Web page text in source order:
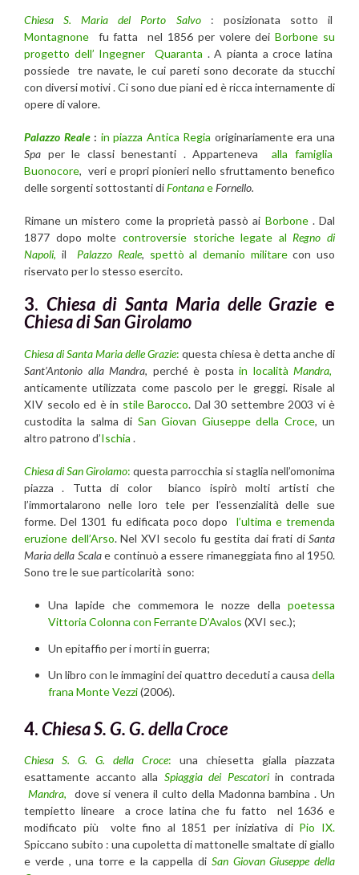
Chiesa S. Maria del Porto Salvo
: posizionata sotto il
Montagnone fu fatta nel 1856 per volere deiBorbone su
progetto dell’ Ingegner Quaranta . A pianta a croce latina
possiede tre navate, le cui pareti sono decorate da stucchi
con diversi motivi . Ci sono due piani ed è ricca internamente di
opere di valore.
Palazzo Reale : in piazza Antica Regia originariamente era una
Spa per le classi benestanti . Appartenevaalla famiglia
Buonocore, veri e propri pionieri nello sfruttamento benefico
delle sorgenti sottostanti diFontanaeFornello.
Rimane un mistero come la proprietà passò ai Borbone. Dal
1877 dopo molte controversie storiche legate al Regno di
Napoli, il Palazzo Reale, spettò al demanio militarecon uso
riservato per lo stesso esercito.
3. Chiesa di Santa Maria delle Grazie e
Chiesa di San Girolamo
Chiesa di Santa Maria delle Grazie: questa chiesa è detta anche di
Sant’Antonio alla Mandra, perché è postain località Mandra,
anticamente utilizzata come pascolo per le greggi. Risale al
XIV secolo ed è in stile Barocco. Dal 30 settembre 2003 vi è
custodita la salma di San Giovan Giuseppe della Croce, un
altro patrono d’Ischia .
Chiesa di San Girolamo: questa parrocchia si staglia nell’omonima
piazza . Tutta di color bianco ispirò molti artisti che
l’immortalarono nelle loro tele per l’essenzialità delle sue
forme. Del 1301 fu edificata poco dopo
l’ultima e tremenda
eruzione dell’Arso. Nel XVI secolo fu gestita dai frati di Santa
Maria della Scalae continuò a essere rimaneggiata fino al 1950.
Sono tre le sue particolarità sono:
Una lapide che commemora le nozze della poetessa
Vittoria Colonna con Ferrante D’Avalos (XVI sec.);
Un epitaffio per i morti in guerra;
Un libro con le immagini dei quattro deceduti a causa della
frana Monte Vezzi(2006).
4.Chiesa S. G. G. della Croce
Chiesa S. G. G. della Croce: una chiesetta gialla piazzata
esattamente accanto alla Spiaggia dei Pescatoriin contrada
Mandra,
dove si venera il culto della Madonna bambina . Un
tempietto lineare a croce latina che fu fatto nel 1636 e
modificato più volte fino al 1851 per iniziativa diPio IX.
Spiccano subito : una cupoletta di mattonelle smaltate di giallo
e verde , una torre e la cappella di San Giovan Giuseppe della